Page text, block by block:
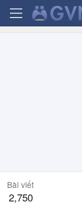
Bài viết
2,750